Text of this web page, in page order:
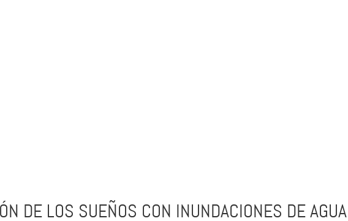
DE LOS SUEÑOS CON INUNDACIONES DE AGUA